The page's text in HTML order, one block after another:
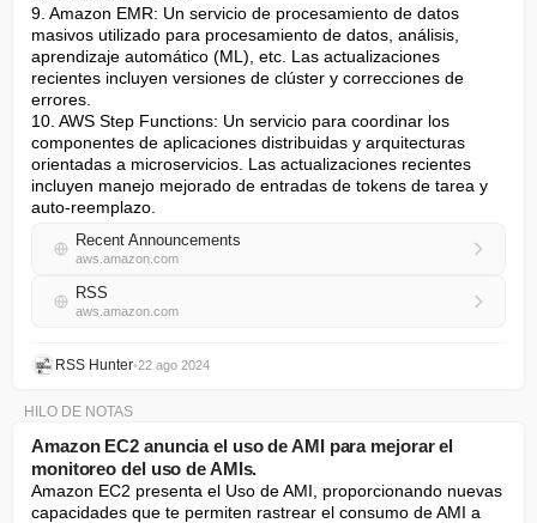
9. Amazon EMR: Un servicio de procesamiento de datos
masivos utilizado para procesamiento de datos, análisis,
aprendizaje automático (ML), etc. Las actualizaciones
recientes incluyen versiones de clúster y correcciones de
errores.
10. AWS Step Functions: Un servicio para coordinar los
componentes de aplicaciones distribuidas y arquitecturas
orientadas a microservicios. Las actualizaciones recientes
incluyen manejo mejorado de entradas de tokens de tarea y
auto-reemplazo.
Recent Announcements
aws.amazon.com
RSS
aws.amazon.com
RSS Hunter•22 ago 2024
HILO DE NOTAS
Amazon EC2 anuncia el uso de AMI para mejorar el
monitoreo del uso de AMIs.
Amazon EC2 presenta el Uso de AMI, proporcionando nuevas
capacidades que te permiten rastrear el consumo de AMI a